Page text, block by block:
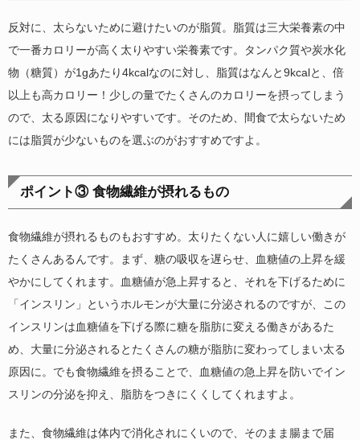
反対に、太らないために避けたいのが脂質。脂質は三大栄養素の中
で一番カロリーが高く太りやすい栄養素です。タンパク質や炭水化
物（糖質）が1gあたり4kcalなのに対し、脂質はなんと9kcalと、倍
以上も高カロリー！少しの量でたくさんのカロリーを摂ってしまう
ので、太る原因になりやすいです。そのため、間食で太らないため
には脂質が少ないものを選ぶのがおすすめですよ。
ポイント③ 食物繊維が摂れるもの
食物繊維が摂れるものもおすすめ。太りたくない人に嬉しい働きが
たくさんあるんです。まず、糖の吸収を遅らせ、血糖値の上昇を緩
やかにしてくれます。血糖値が急上昇すると、それを下げるために
「インスリン」というホルモンが大量に分泌されるのですが、この
インスリンは血糖値を下げる際に糖を脂肪に変える働きがあるた
め、大量に分泌されるとたくさんの糖が脂肪に変わってしまい太る
原因に。でも食物繊維を摂ることで、血糖値の急上昇を防いでイン
スリンの分泌を抑え、脂肪をつきにくくしてくれますよ。
また、食物繊維は体内で消化されにくいので、そのまま腸まで届